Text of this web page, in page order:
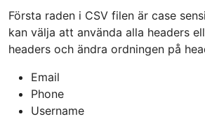
Första raden i CSV filen är case
kan välja att använda alla headers
headers och ändra ordningen på
Email
Phone
Username